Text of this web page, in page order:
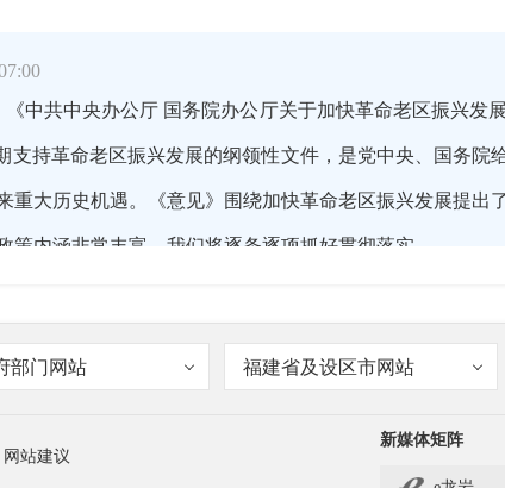
《中共中央办公厅 国务院办公厅关于加快革命老区振兴发
支持革命老区振兴发展的纲领性文件，是党中央、国务院
重大历史机遇。《意见》围绕加快革命老区振兴发展提出
策内涵非常丰富，我们将逐条逐项抓好贯彻落实。
部门网站 福建省及设区市网站
网站建议
新媒体矩阵